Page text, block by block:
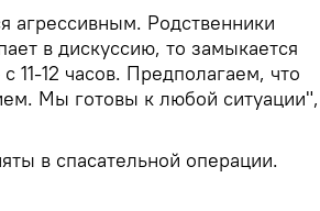
агрессивным. Родственники
в дискуссию, то замыкается
11-12 часов. Предполагаем, что
Мы готовы к любой ситуации",
в спасательной операции.